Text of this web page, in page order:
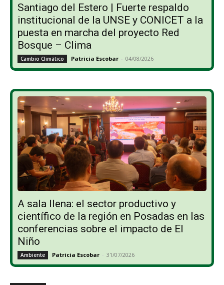
Santiago del Estero | Fuerte respaldo
institucional de la UNSE y CONICET a la
puesta en marcha del proyecto Red
Bosque – Clima
Cambio Climático Patricia Escobar - 04/08/2026
A sala llena: el sector productivo y
científico de la región en Posadas en las
conferencias sobre el impacto de El
Niño
Ambiente Patricia Escobar - 31/07/2026